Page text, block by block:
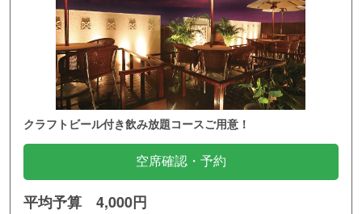
クラフトビール付き飲み放題コースご用意！
空席確認・予約
平均予算 4,000円